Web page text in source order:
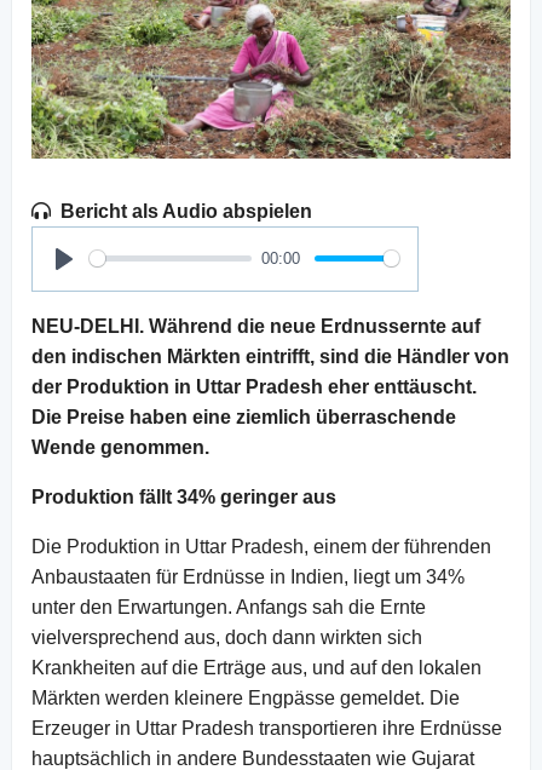
Bericht als Audio abspielen
Play
00:00
NEU-DELHI. Während die neue Erdnussernte auf
den indischen Märkten eintrifft, sind die Händler von
der Produktion in Uttar Pradesh eher enttäuscht.
Die Preise haben eine ziemlich überraschende
Wende genommen.
Produktion fällt 34% geringer aus
Die Produktion in Uttar Pradesh, einem der führenden
Anbaustaaten für Erdnüsse in Indien, liegt um 34%
unter den Erwartungen. Anfangs sah die Ernte
vielversprechend aus, doch dann wirkten sich
Krankheiten auf die Erträge aus, und auf den lokalen
Märkten werden kleinere Engpässe gemeldet. Die
Erzeuger in Uttar Pradesh transportieren ihre Erdnüsse
hauptsächlich in andere Bundesstaaten wie Gujarat